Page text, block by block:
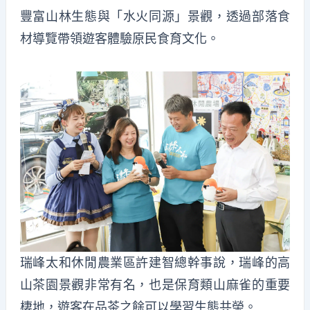
豐富山林生態與「水火同源」景觀，透過部落食
材導覽帶領遊客體驗原民食育文化。
瑞峰太和休閒農業區許建智總幹事說，瑞峰的高
山茶園景觀非常有名，也是保育類山麻雀的重要